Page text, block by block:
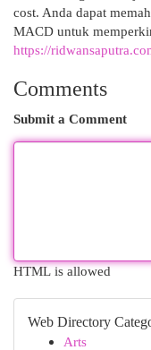
cost. Anda dapat
MACD untuk
https://
Comments
Submit a Comment
HTML is allowed
Web Directory
Arts